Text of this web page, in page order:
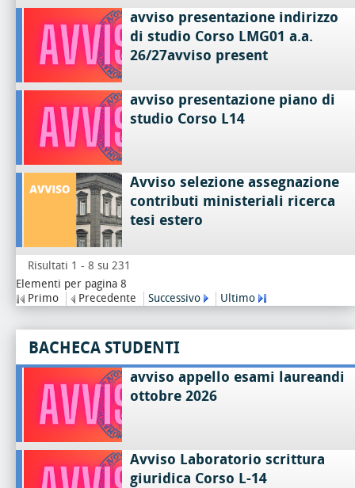
avviso presentazione indirizzo
di studio Corso LMG01 a.a.
26/27avviso present
avviso presentazione piano di
studio Corso L14
Avviso selezione assegnazione
contributi ministeriali ricerca
tesi estero
Risultati 1 - 8 su 231
Elementi per pagina 8
Primo
Precedente Successivo Ultimo
BACHECA STUDENTI
avviso appello esami laureandi
ottobre 2026
Avviso Laboratorio scrittura
giuridica Corso L-14